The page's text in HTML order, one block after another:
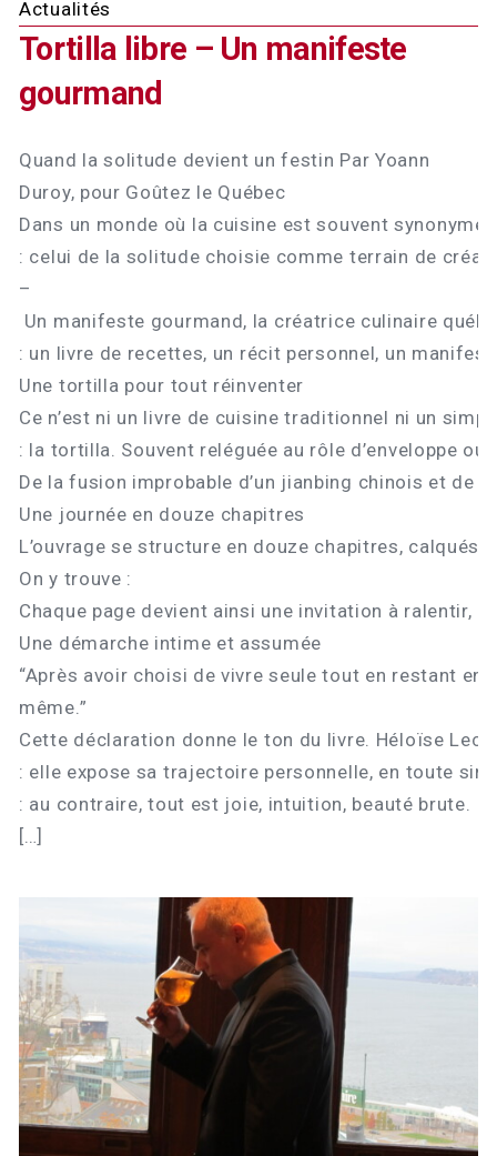
Actualités
Tortilla libre – Un manifeste
gourmand
Quand la solitude devient un festin Par Yoann
Duroy, pour Goûtez le Québec
Dans un monde où la cuisine est souvent
: celui de la solitude choisie comme terrain de
–
Un manifeste gourmand, la créatrice culinaire
: un livre de recettes, un récit personnel, un
Une tortilla pour tout réinventer
Ce n’est ni un livre de cuisine traditionnel ni un
: la tortilla. Souvent reléguée au rôle d’enveloppe
De la fusion improbable d’un jianbing chinois et
Une journée en douze chapitres
L’ouvrage se structure en douze chapitres, calqués
On y trouve :
Chaque page devient ainsi une invitation à ralentir,
Une démarche intime et assumée
“Après avoir choisi de vivre seule tout en restant
même.”
Cette déclaration donne le ton du livre. Héloïse
: elle expose sa trajectoire personnelle, en toute
: au contraire, tout est joie, intuition, beauté brute.
[…]